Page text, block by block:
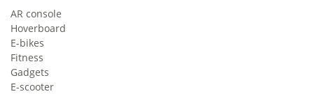
AR console
Hoverboard
E-bikes
Fitness
Gadgets
E-scooter